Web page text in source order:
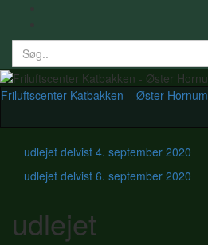
Search
for:
Friluftscenter Katbakken – Øster Hornum
udlejet delvist 4. september 2020
udlejet delvist 6. september 2020
udlejet